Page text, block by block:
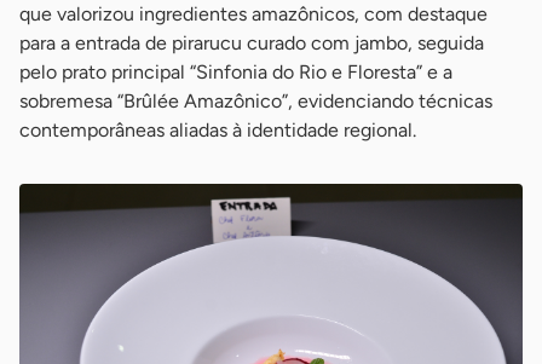
que valorizou ingredientes amazônicos, com destaque
para a entrada de pirarucu curado com jambo, seguida
pelo prato principal “Sinfonia do Rio e Floresta” e a
sobremesa “Brûlée Amazônico”, evidenciando técnicas
contemporâneas aliadas à identidade regional.